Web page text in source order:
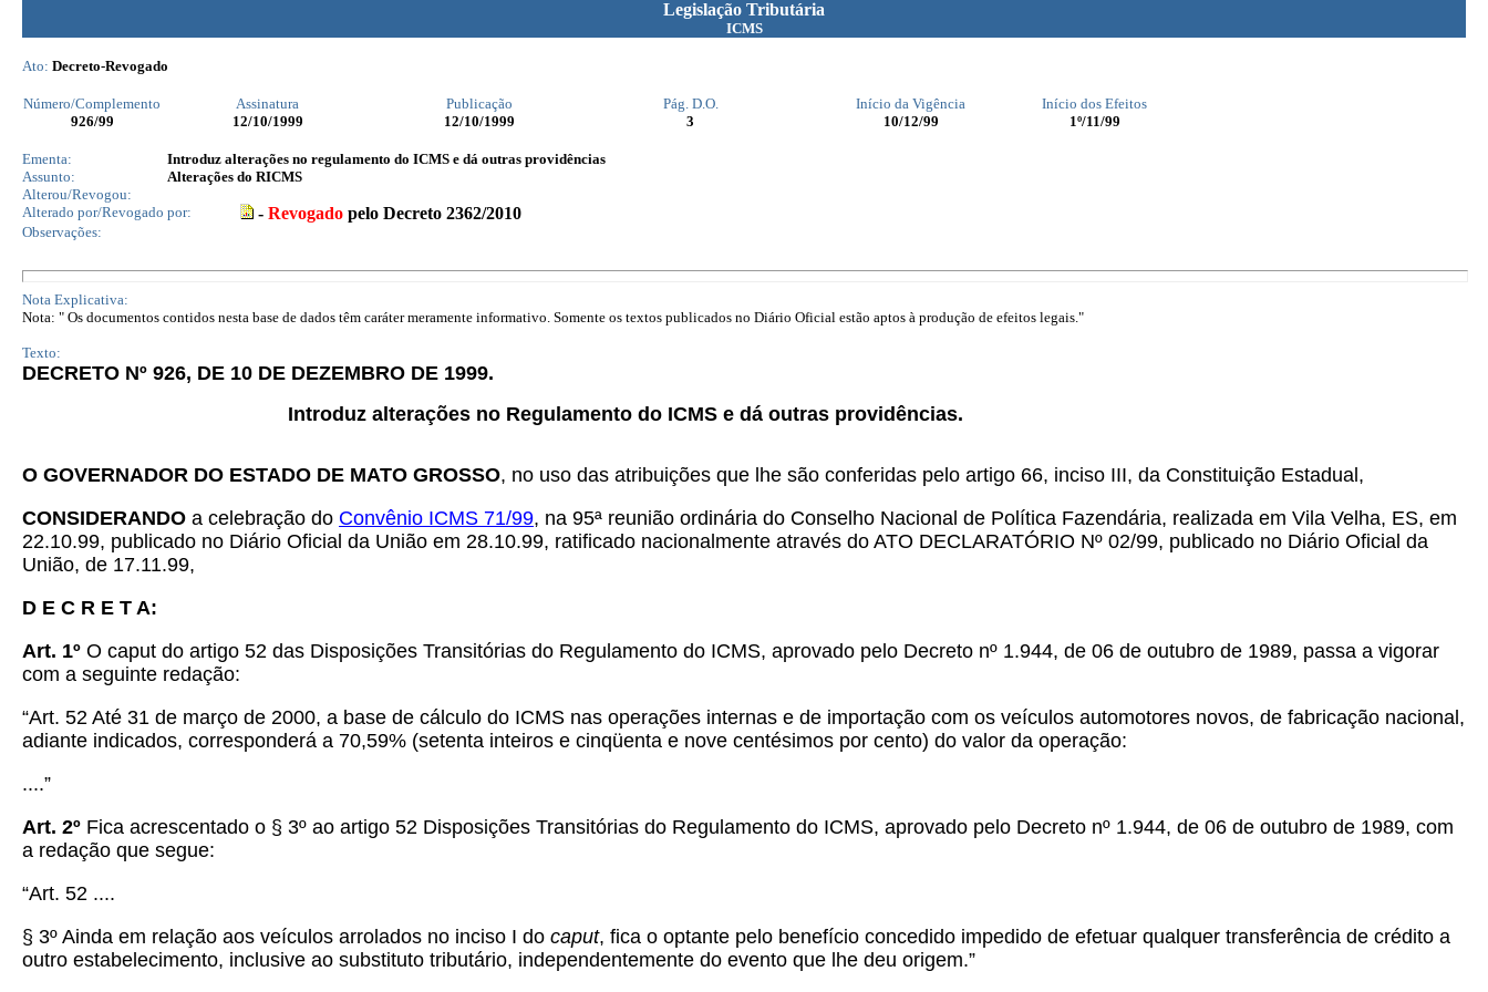
Legislação Tributária
ICMS
Ato: Decreto-Revogado
Número/Complemento Assinatura Publicação Pág. D.O. Início da Vigência
Início dos Efeitos
926/99 12/10/1999 12/10/1999 3 10/12/99 1º/11/99
Ementa:
Introduz alterações no regulamento do ICMS e dá outras providências
Assunto:
Alterações do RICMS
Alterou/Revogou:
Alterado por/Revogado por:
- Revogado pelo Decreto 2362/2010
Observações:
Nota Explicativa:
Nota: " Os documentos contidos nesta base de dados têm caráter meramente informativo. Somente os textos publicados no Diário Oficial estão aptos à produção de efeitos legais."
Texto:
DECRETO Nº 926, DE 10 DE DEZEMBRO DE 1999.
Introduz alterações no Regulamento do ICMS e dá outras providências.
O GOVERNADOR DO ESTADO DE MATO GROSSO, no uso das atribuições que lhe são conferidas pelo artigo 66, inciso III, da Constituição Estadual,
CONSIDERANDO a celebração do Convênio ICMS 71/99, na 95ª reunião ordinária do Conselho Nacional de Política Fazendária, realizada em Vila Velha, ES, em
22.10.99, publicado no Diário Oficial da União em 28.10.99, ratificado nacionalmente através do ATO DECLARATÓRIO Nº 02/99, publicado no Diário Oficial da
União, de 17.11.99,
D E C R E T A:
Art. 1º O caput do artigo 52 das Disposições Transitórias do Regulamento do ICMS, aprovado pelo Decreto nº 1.944, de 06 de outubro de 1989, passa a vigorar
com a seguinte redação:
“Art. 52 Até 31 de março de 2000, a base de cálculo do ICMS nas operações internas e de importação com os veículos automotores novos, de fabricação nacional,
adiante indicados, corresponderá a 70,59% (setenta inteiros e cinqüenta e nove centésimos por cento) do valor da operação:
....”
Art. 2º Fica acrescentado o § 3º ao artigo 52 Disposições Transitórias do Regulamento do ICMS, aprovado pelo Decreto nº 1.944, de 06 de outubro de 1989, com
a redação que segue:
“Art. 52 ....
§ 3º Ainda em relação aos veículos arrolados no inciso I do caput, fica o optante pelo benefício concedido impedido de efetuar qualquer transferência de crédito a
outro estabelecimento, inclusive ao substituto tributário, independentemente do evento que lhe deu origem.”